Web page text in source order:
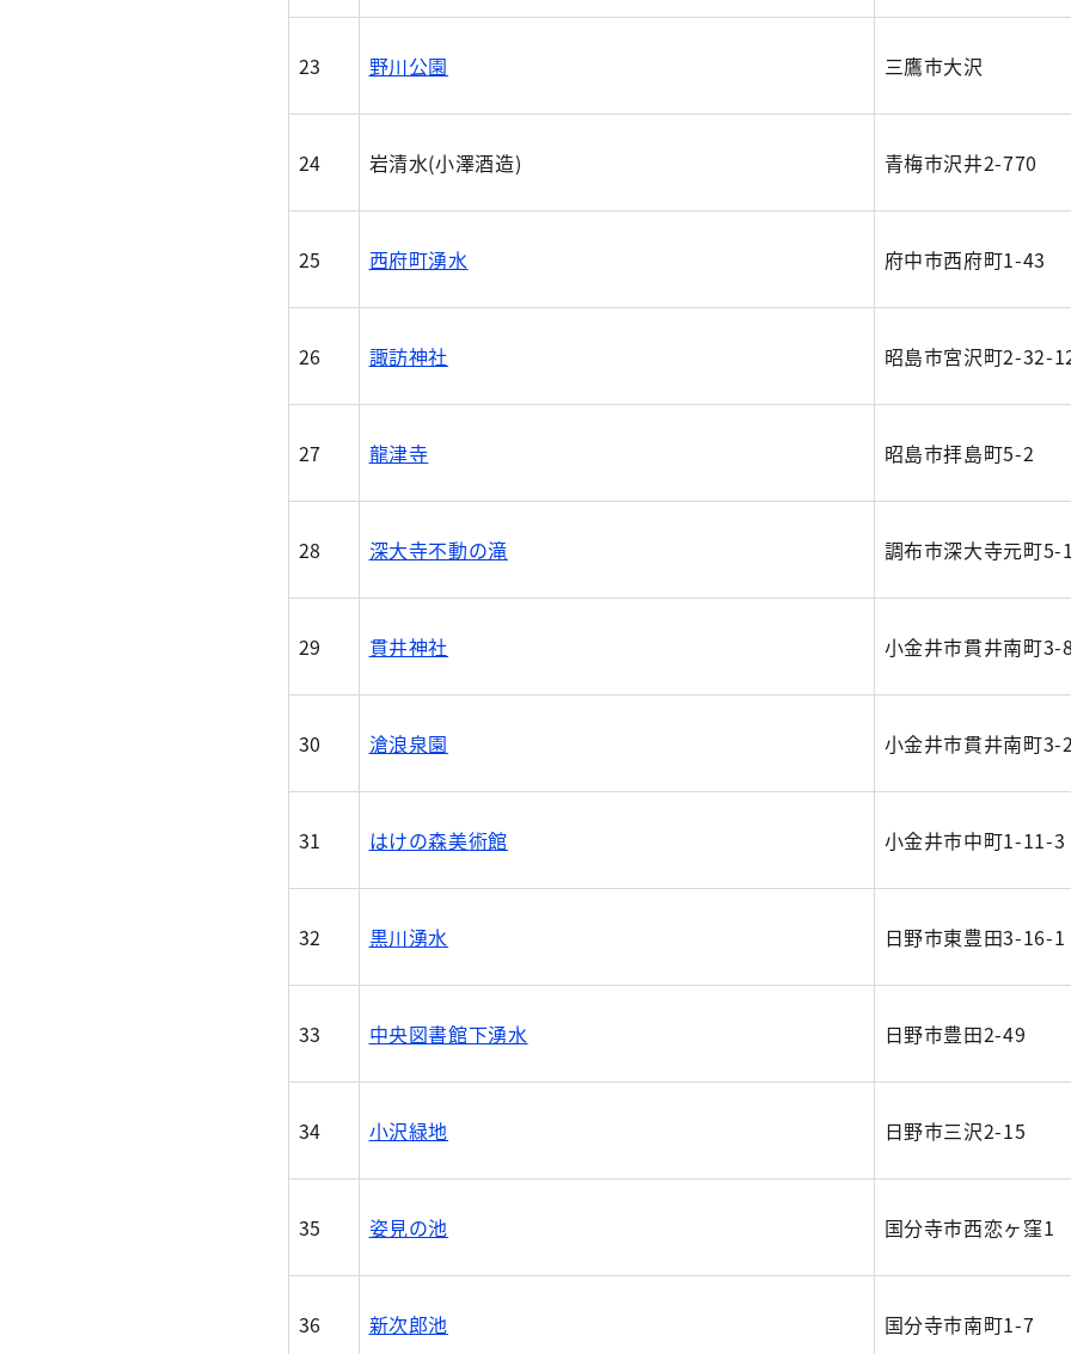
23 野川公園 三鷹市大沢
24 岩清水(小澤酒造) 青梅市沢井2-770
25 西府町湧水 府中市西府町1-43
26 諏訪神社 昭島市宮沢町2-32-
27 龍津寺 昭島市拝島町5-2
28 深大寺不動の滝 調布市深大寺元町5-
29 貫井神社 小金井市貫井南町3-
30 滄浪泉園 小金井市貫井南町3-
31 はけの森美術館 小金井市中町1-11-3
32 黒川湧水 日野市東豊田3-16-1
33 中央図書館下湧水 日野市豊田2-49
34 小沢緑地 日野市三沢2-15
35 姿見の池 国分寺市西恋ヶ窪1
36 新次郎池 国分寺市南町1-7